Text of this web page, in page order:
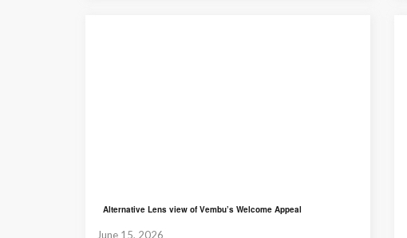
Alternative Lens view of Vembu’s Welcome Appeal
June 15, 2026